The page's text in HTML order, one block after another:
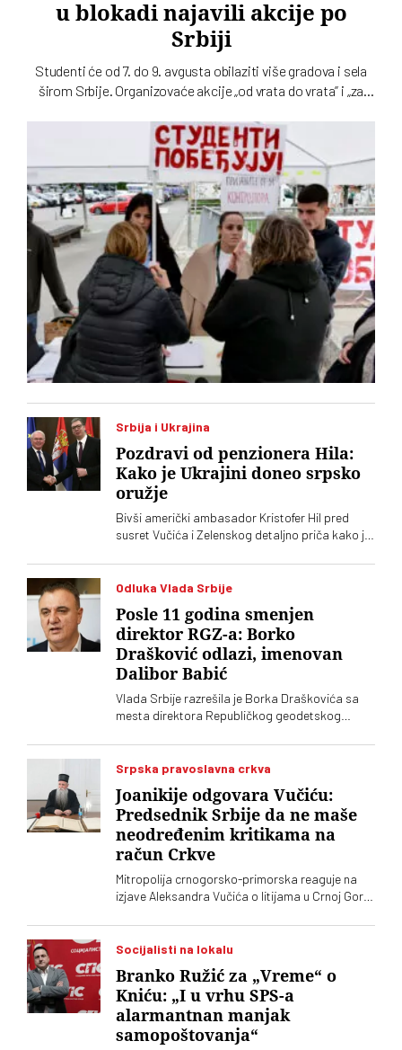
u blokadi najavili akcije po
Srbiji
Studenti će od 7. do 9. avgusta obilaziti više gradova i sela
širom Srbije. Organizovaće akcije „od vrata do vrata” i „za
Srbija i Ukrajina
Pozdravi od penzionera Hila:
Kako je Ukrajini doneo srpsko
oružje
Bivši američki ambasador Kristofer Hil pred
susret Vučića i Zelenskog detaljno priča kako je
Navodno dve zemlje planiraju i zajedničku
fabriku dronova
Odluka Vlada Srbije
Posle 11 godina smenjen
direktor RGZ-a: Borko
Drašković odlazi, imenovan
Dalibor Babić
Vlada Srbije razrešila je Borka Draškovića sa
mesta direktora Republičkog geodetskog
vršioca dužnosti direktora imenovan je
geodetski inspektor Dalibor Babić
Srpska pravoslavna crkva
Joanikije odgovara Vučiću:
Predsednik Srbije da ne maše
neodređenim kritikama na
račun Crkve
Mitropolija crnogorsko-primorska reaguje na
izjave Aleksandra Vučića o litijama u Crnoj Gori
Socijalisti na lokalu
Branko Ružić za „Vreme“ o
Kniću: „I u vrhu SPS-a
alarmantnan manjak
samopoštovanja“